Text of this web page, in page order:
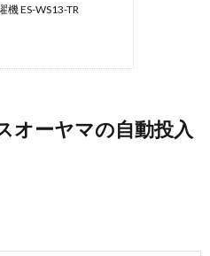
機 ES-WS13-TR
オーヤマの自動投入